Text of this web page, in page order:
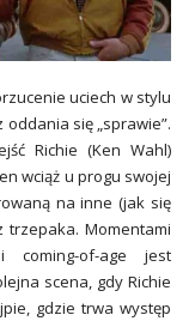
uciech w stylu
się „sprawie”.
Richie (Ken Wahl)
wciąż u progu swojej
na inne (jak się
trzepaka. Momentami
coming-of-age jest
scena, gdy Richie
gdzie trwa występ